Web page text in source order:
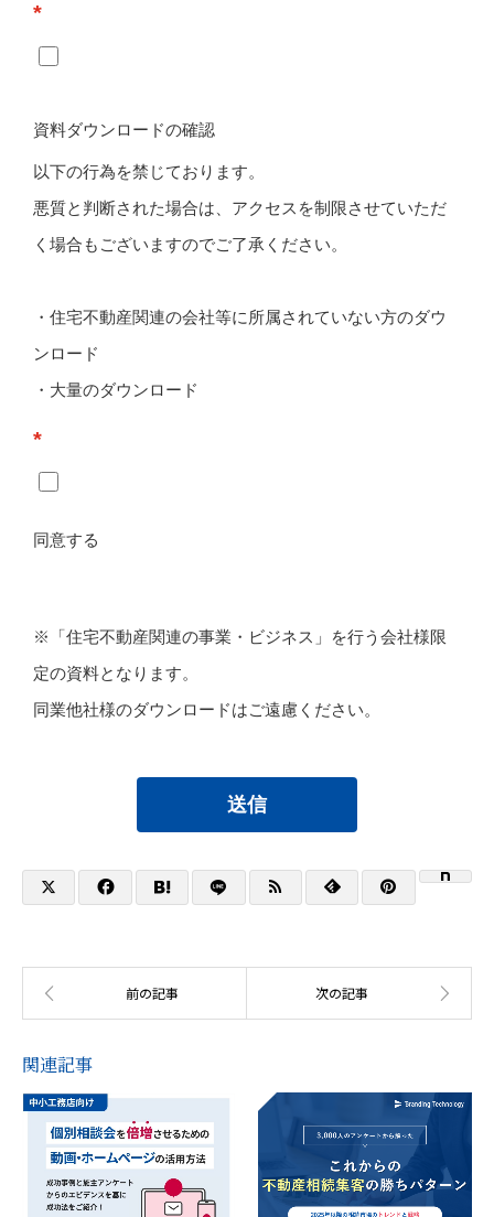
*
資料ダウンロードの確認
以下の行為を禁じております。
悪質と判断された場合は、アクセスを制限させていただ
く場合もございますのでご了承ください。
・住宅不動産関連の会社等に所属されていない方のダウ
ンロード
・大量のダウンロード
*
同意する
※「住宅不動産関連の事業・ビジネス」を行う会社様限
定の資料となります。
同業他社様のダウンロードはご遠慮ください。
送信
関連記事